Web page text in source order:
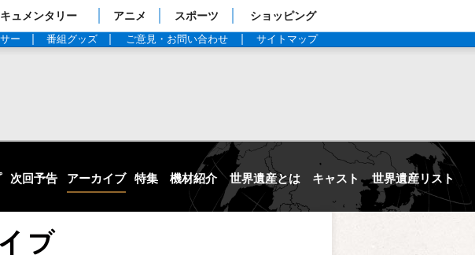
ュメンタリー アニメ スポーツ ショッピング
ー 番組グッズ ご意見・お問い合わせ サイトマップ
次回予告 アーカイブ 特集 機材紹介 世界遺産とは キャスト 世界遺産リスト